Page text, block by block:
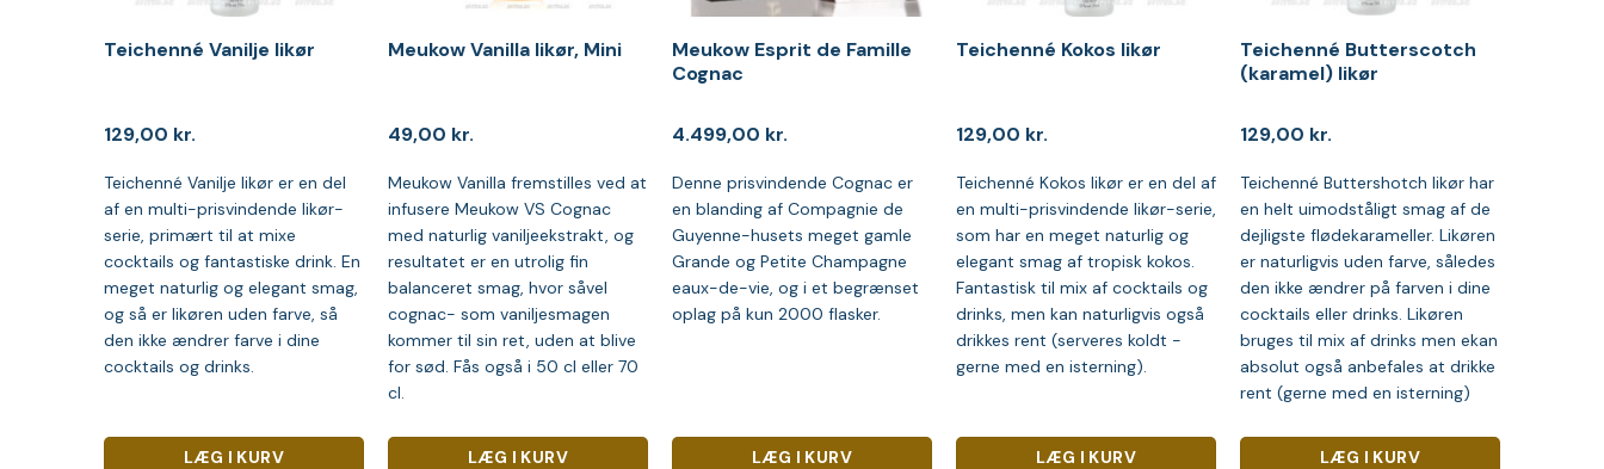
Teichenné Vanilje likør
129,00 kr.
Teichenné Vanilje likør er en del
af en multi-prisvindende likør-
serie, primært til at mixe
cocktails og fantastiske drink. En
meget naturlig og elegant smag,
og så er likøren uden farve, så
den ikke ændrer farve i dine
cocktails og drinks.
LÆG I KURV
Meukow Vanilla likør, Mini
49,00 kr.
Meukow Vanilla fremstilles ved at
infusere Meukow VS Cognac
med naturlig vaniljeekstrakt, og
resultatet er en utrolig fin
balanceret smag, hvor såvel
cognac- som vaniljesmagen
kommer til sin ret, uden at blive
for sød. Fås også i 50 cl eller 70
cl.
LÆG I KURV
Meukow Esprit de Famille
Cognac
4.499,00 kr.
Denne prisvindende Cognac er
en blanding af Compagnie de
Guyenne-husets meget gamle
Grande og Petite Champagne
eaux-de-vie, og i et begrænset
oplag på kun 2000 flasker.
LÆG I KURV
Teichenné Kokos likør
129,00 kr.
Teichenné Kokos likør er en del af
en multi-prisvindende likør-serie,
som har en meget naturlig og
elegant smag af tropisk kokos.
Fantastisk til mix af cocktails og
drinks, men kan naturligvis også
drikkes rent (serveres koldt -
gerne med en isterning).
LÆG I KURV
Teichenné Butterscotch
(karamel) likør
129,00 kr.
Teichenné Buttershotch likør har
en helt uimodståligt smag af de
dejligste flødekarameller. Likøren
er naturligvis uden farve, således
den ikke ændrer på farven i dine
cocktails eller drinks. Likøren
bruges til mix af drinks men ekan
absolut også anbefales at drikke
rent (gerne med en isterning)
LÆG I KURV